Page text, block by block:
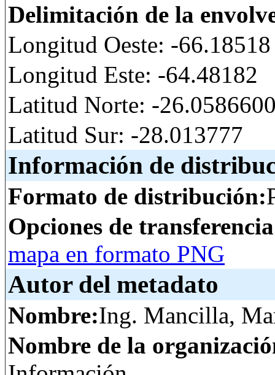
Delimitación de la
Longitud Oeste: -66.18518
Longitud Este: -64.48182
Latitud Norte: -
Latitud Sur: -28.013777
Información de
Formato de distribución:
Opciones de
mapa en formato PNG
Autor del metadato
Nombre:Ing. Mancilla,
Nombre de la